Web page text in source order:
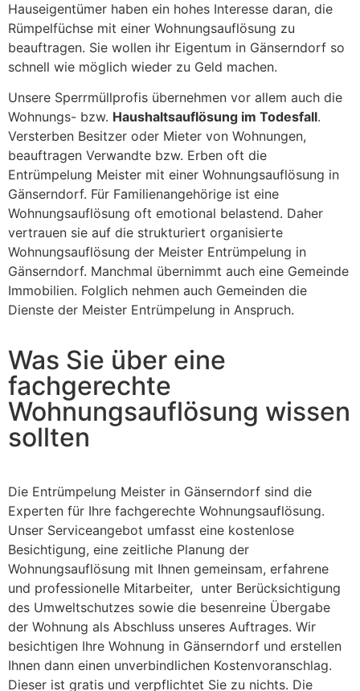
Hauseigentümer haben ein hohes Interesse daran, die
Rümpelfüchse mit einer Wohnungsauflösung zu
beauftragen. Sie wollen ihr Eigentum in Gänserndorf so
schnell wie möglich wieder zu Geld machen.
Unsere Sperrmüllprofis übernehmen vor allem auch die
Wohnungs- bzw. Haushaltsauflösung im Todesfall.
Versterben Besitzer oder Mieter von Wohnungen,
beauftragen Verwandte bzw. Erben oft die
Entrümpelung Meister mit einer Wohnungsauflösung in
Gänserndorf. Für Familienangehörige ist eine
Wohnungsauflösung oft emotional belastend. Daher
vertrauen sie auf die strukturiert organisierte
Wohnungsauflösung der Meister Entrümpelung in
Gänserndorf. Manchmal übernimmt auch eine Gemeinde
Immobilien. Folglich nehmen auch Gemeinden die
Dienste der Meister Entrümpelung in Anspruch.
Was Sie über eine
fachgerechte
Wohnungsauflösung wissen
sollten
Die Entrümpelung Meister in Gänserndorf sind die
Experten für Ihre fachgerechte Wohnungsauflösung.
Unser Serviceangebot umfasst eine kostenlose
Besichtigung, eine zeitliche Planung der
Wohnungsauflösung mit Ihnen gemeinsam, erfahrene
und professionelle Mitarbeiter, unter Berücksichtigung
des Umweltschutzes sowie die besenreine Übergabe
der Wohnung als Abschluss unseres Auftrages. Wir
besichtigen Ihre Wohnung in Gänserndorf und erstellen
Ihnen dann einen unverbindlichen Kostenvoranschlag.
Dieser ist gratis und verpflichtet Sie zu nichts. Die